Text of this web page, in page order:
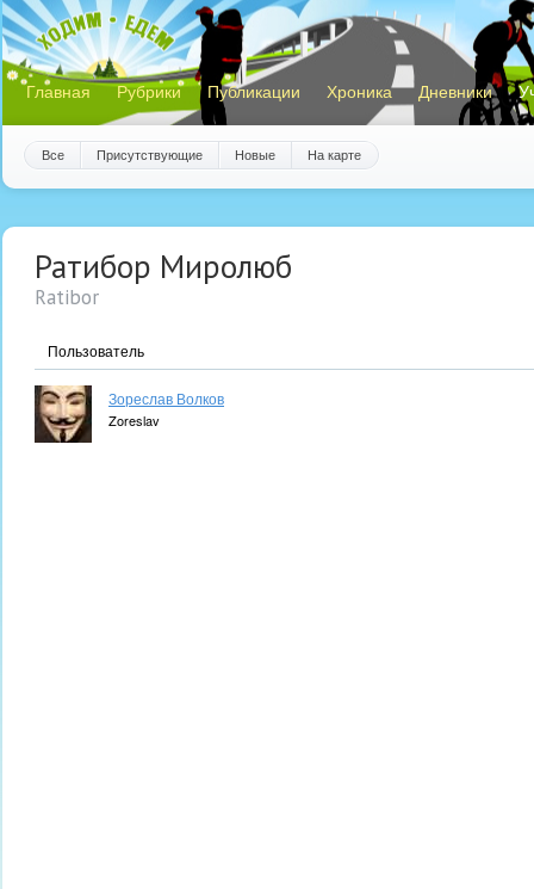
Главная Рубрики Публикации Хроника Дневники
Все Присутствующие Новые На карте
Ратибор Миролюб
Ratibor
Пользователь
Зореслав Волков
Zoreslav